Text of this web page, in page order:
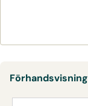
Förhandsvisning